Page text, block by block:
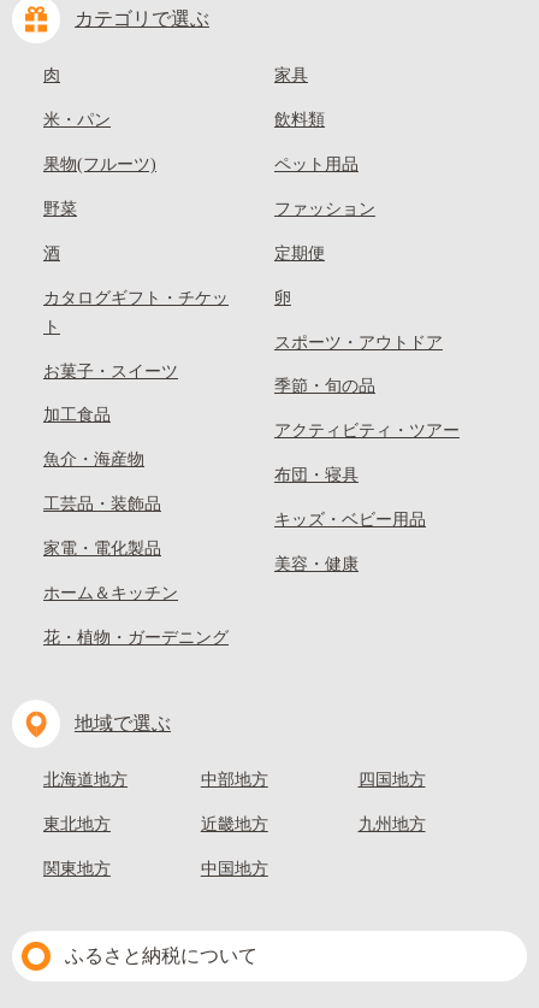
カテゴリで選ぶ
肉
米・パン
果物(フルーツ)
野菜
酒
カタログギフト・チケッ
ト
お菓子・スイーツ
加工食品
魚介・海産物
工芸品・装飾品
家電・電化製品
ホーム＆キッチン
花・植物・ガーデニング
家具
飲料類
ペット用品
ファッション
定期便
卵
スポーツ・アウトドア
季節・旬の品
アクティビティ・ツアー
布団・寝具
キッズ・ベビー用品
美容・健康
地域で選ぶ
北海道地方
東北地方
関東地方
中部地方
近畿地方
中国地方
四国地方
九州地方
ふるさと納税について